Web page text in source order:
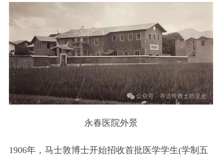
永春医院外景
1906年，马士敦博士开始招收首批医学学生(学制五